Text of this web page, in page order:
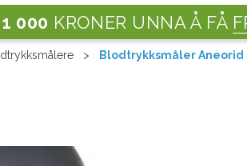
1 000 KRONER UNNA Å FÅ
> Blodtrykksmåler Aneorid